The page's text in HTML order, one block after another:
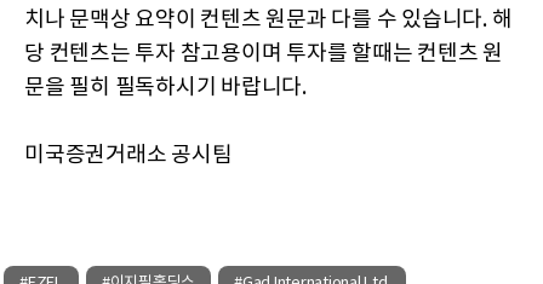
치나 문맥상 요약이 컨텐츠 원문과 다를 수 있습니다. 해
당 컨텐츠는 투자 참고용이며 투자를 할때는 컨텐츠 원
문을 필히 필독하시기 바랍니다.
미국증권거래소 공시팀